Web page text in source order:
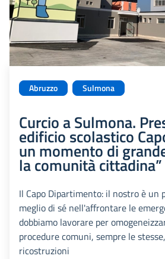
Abruzzo Sulmona
Curcio a Sulmona.
edificio scolastico
un momento di
la comunità cittadina”
Il Capo Dipartimento: il nostro è un
meglio di sé nell'affrontare le
dobbiamo lavorare per
procedure comuni, sempre le
ricostruzioni